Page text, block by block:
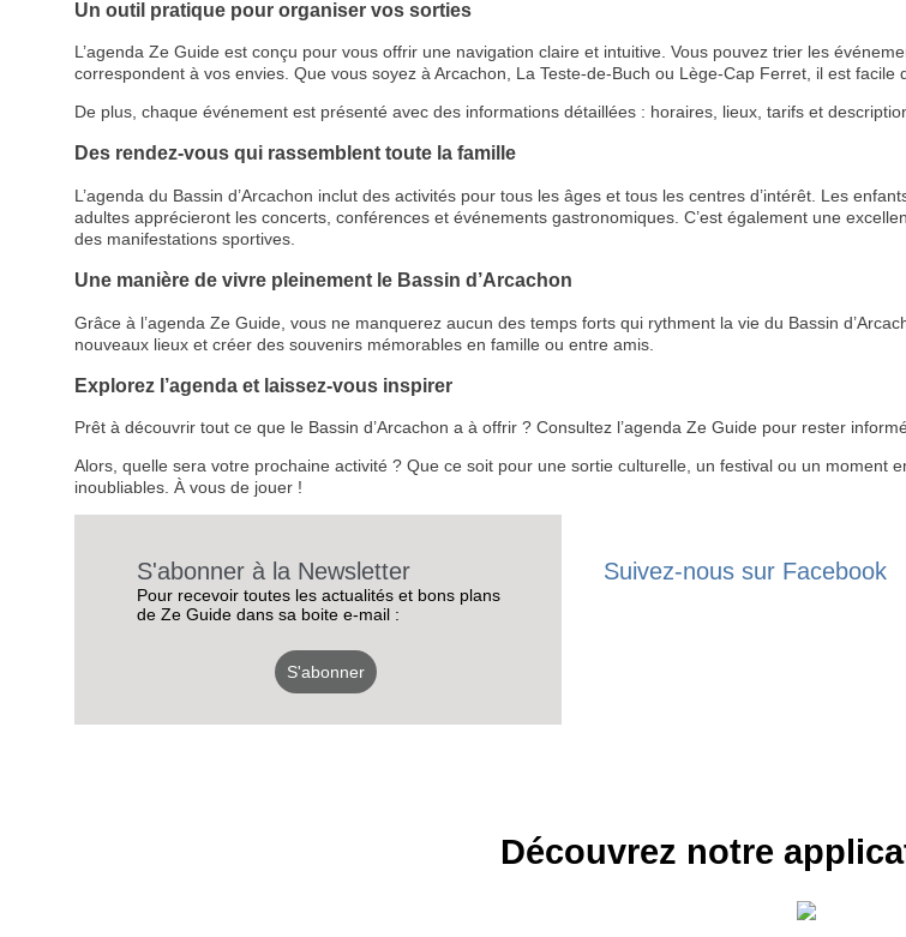
Un outil pratique pour organiser vos sorties
L’agenda Ze Guide est conçu pour vous offrir une navigation claire et intuitive. Vous pouvez trier les
correspondent à vos envies. Que vous soyez à Arcachon, La Teste-de-Buch ou Lège-Cap Ferret, il est
De plus, chaque événement est présenté avec des informations détaillées : horaires, lieux, tarifs et
Des rendez-vous qui rassemblent toute la famille
L’agenda du Bassin d’Arcachon inclut des activités pour tous les âges et tous les centres d’intérêt. Les
adultes apprécieront les concerts, conférences et événements gastronomiques. C’est également une
des manifestations sportives.
Une manière de vivre pleinement le Bassin d’Arcachon
Grâce à l’agenda Ze Guide, vous ne manquerez aucun des temps forts qui rythment la vie du Bassin
nouveaux lieux et créer des souvenirs mémorables en famille ou entre amis.
Explorez l’agenda et laissez-vous inspirer
Prêt à découvrir tout ce que le Bassin d’Arcachon a à offrir ? Consultez l’agenda Ze Guide pour rester
Alors, quelle sera votre prochaine activité ? Que ce soit pour une sortie culturelle, un festival ou un moment
inoubliables. À vous de jouer !
S'abonner à la Newsletter
Pour recevoir toutes les actualités et bons plans
de Ze Guide dans sa boite e-mail :
S'abonner
Suivez-nous sur Facebook
Découvrez notre